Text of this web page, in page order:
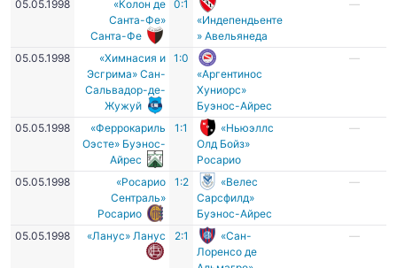
05.05.1998
«Колон де
Санта-Фе»
Санта-Фе
0:1
«Индепендьенте
» Авельянеда
—
05.05.1998
«Химнасия и
Эсгрима» Сан-
Сальвадор-де-
Жужуй
1:0
«Аргентинос
Хуниорс»
Буэнос-Айрес
—
05.05.1998
«Феррокариль
Оэсте» Буэнос-
Айрес
1:1
«Ньюэллс
Олд Бойз»
Росарио
—
05.05.1998
«Росарио
Сентраль»
Росарио
1:2
«Велес
Сарсфилд»
Буэнос-Айрес
—
05.05.1998 «Ланус» Ланус 2:1
«Сан-
Лоренсо де
—